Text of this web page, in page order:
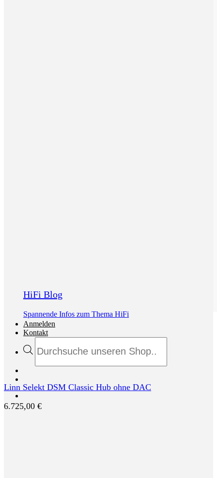
HiFi Blog
Spannende Infos zum Thema HiFi
Anmelden
Kontakt
search
Linn Selekt DSM Classic Hub ohne DAC
6.725,00 €